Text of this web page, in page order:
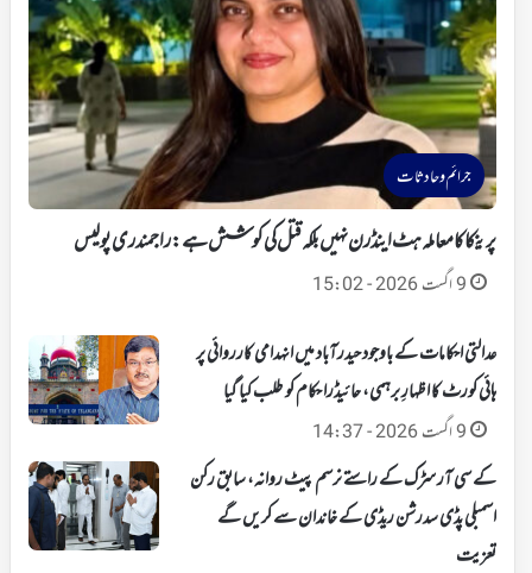
جرائم و حادثات
پرینکا کا معاملہ ہٹ اینڈ رن نہیں بلکہ قتل کی کوشش ہے: راجمندری پولیس
9 اگست 2026 - 15:02
عدالتی احکامات کے باوجود حیدرآباد میں انہدامی کارروائی پر
ہائی کورٹ کا اظہارِ برہمی، حائیڈرا حکام کو طلب کیا گیا
9 اگست 2026 - 14:37
کے سی آر سڑک کے راستے نرسم پیٹ روانہ، سابق رکن
اسمبلی پڈی سدرشن ریڈی کے خاندان سے کریں گے
تعزیت